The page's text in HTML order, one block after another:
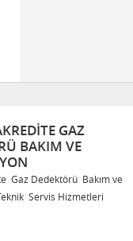
GAZ
BAKIM VE
Gaz Dedektörü Bakım ve
Servis Hizmetleri